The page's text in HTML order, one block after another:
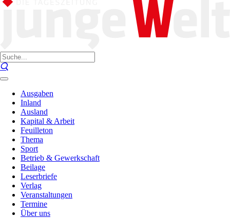
Ausgaben
Inland
Ausland
Kapital & Arbeit
Feuilleton
Thema
Sport
Betrieb & Gewerkschaft
Beilage
Leserbriefe
Verlag
Veranstaltungen
Termine
Über uns